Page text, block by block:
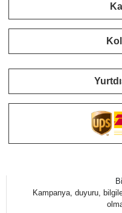
Kampanya, duyuru,